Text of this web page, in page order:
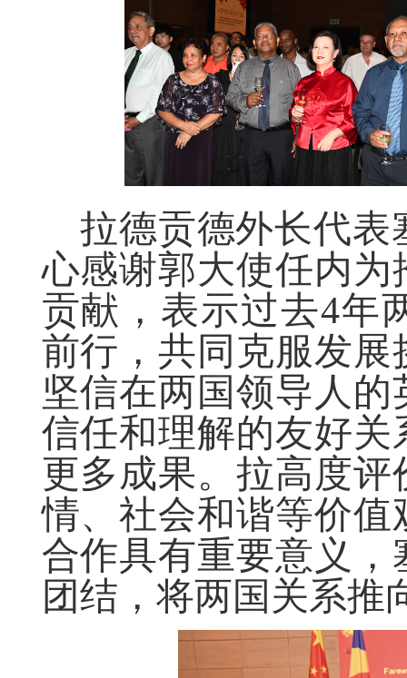
拉德贡德外长代表
心感谢郭大使任内
贡献，表示过去4年
前行，共同克服发
坚信在两国领导人
信任和理解的友好
更多成果。拉高度
情、社会和谐等价
合作具有重要意义
团结，将两国关系推